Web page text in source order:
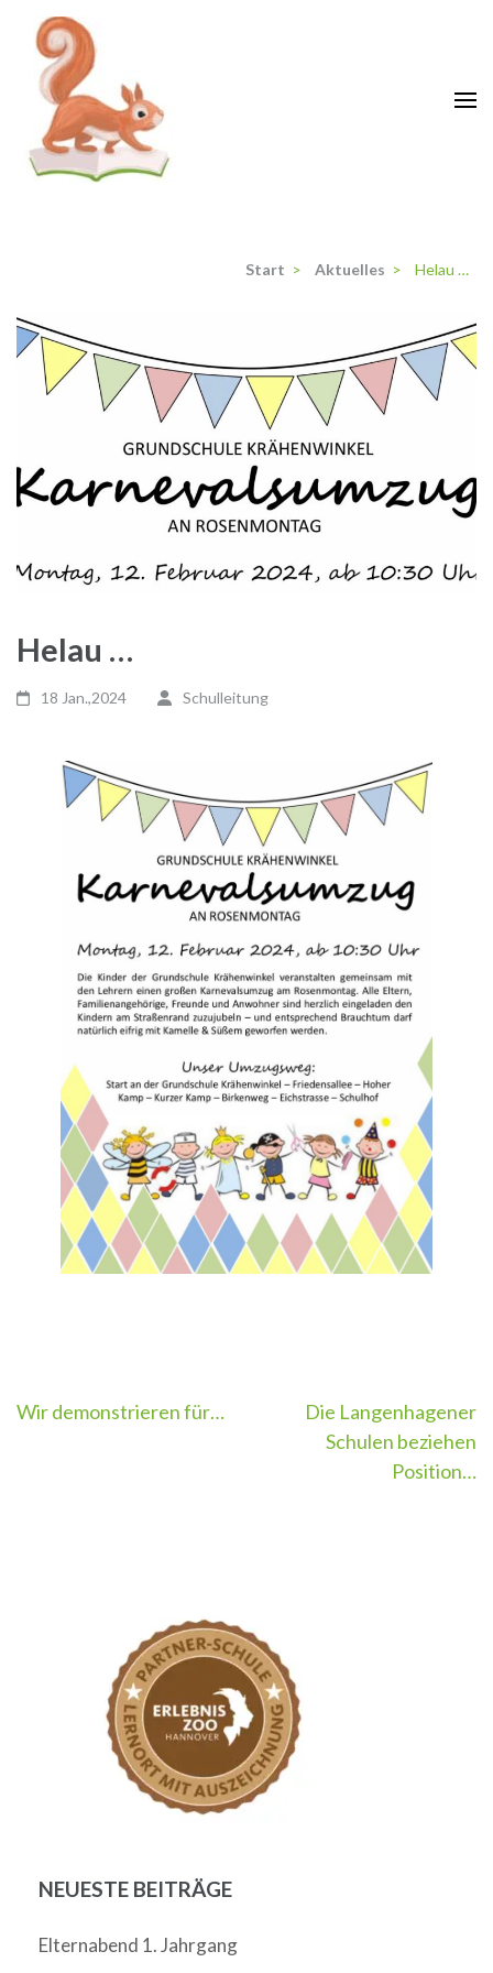
Inhalt
springen
(Enter
drücken)
Start > Aktuelles > Helau …
Helau …
18 Jan.,2024 Schulleitung
Beitragsnavigation
Wir demonstrieren für…
Die Langenhagener
Schulen beziehen
Position…
NEUESTE BEITRÄGE
Elternabend 1. Jahrgang